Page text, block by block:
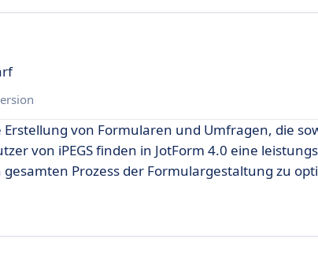
von Formularen und Umfragen, die
von iPEGS finden in JotForm 4.0 eine
Prozess der Formulargestaltung zu